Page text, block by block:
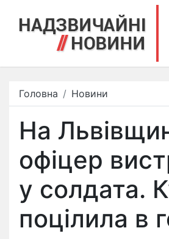
Головна Новини
На
офіцер
у солдата.
поцілила в